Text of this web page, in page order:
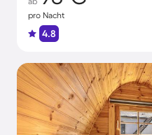
pro Nacht
4.8